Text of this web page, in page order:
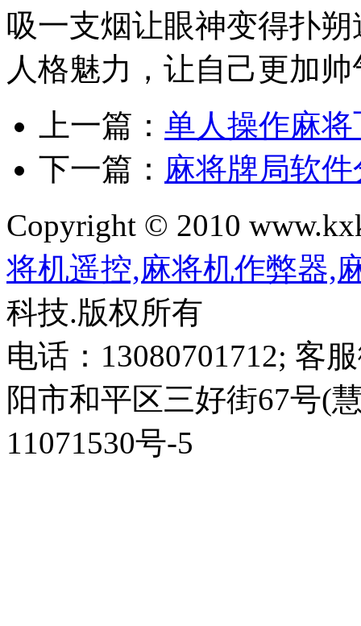
吸一支烟让眼神变得扑
人格魅力，让自己更加帅
上一篇： 单人操作麻
下一篇： 麻将牌局软
Copyright © 2010
将机遥控,麻将机作弊器,
科技.版权所有
电话：13080701712; 客
阳市和平区三好街67号(
11071530号-5